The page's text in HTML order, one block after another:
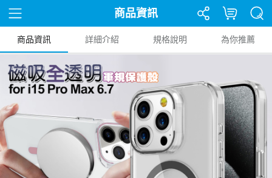
商品資訊
商品資訊 詳細介紹 規格說明 為你推薦